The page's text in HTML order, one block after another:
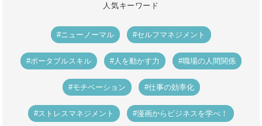
人気キーワード
#ニューノーマル #セルフマネジメント
#ポータブルスキル #人を動かす力 #職場の人間関係
#モチベーション #仕事の効率化
#ストレスマネジメント #漫画からビジネスを学べ！